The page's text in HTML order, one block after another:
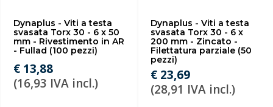
Dynaplus - Viti a testa
svasata Torx 30 - 6 x 50
mm - Rivestimento in AR
- Fullad (100 pezzi)
€ 13,88
(16,93 IVA incl.)
Dynaplus - Viti a testa
svasata Torx 30 - 6 x
200 mm - Zincato -
Filettatura parziale (50
pezzi)
€ 23,69
(28,91 IVA incl.)